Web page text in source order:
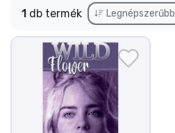
1 db termék Legnépszerűbb
Outlet cuccok
Ajándékkártya
Szállítás és fizetés
Sorozatos cuccok